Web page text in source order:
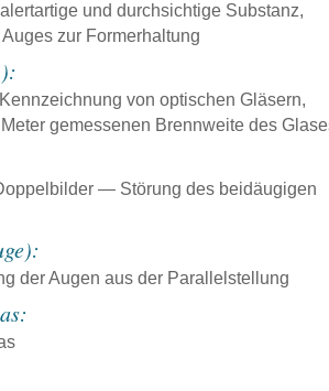
und durchsichtige Substanz,
zur Formerhaltung
von optischen Gläsern,
gemessenen Brennweite des
— Störung des beidäugigen
der Augen aus der Parallelstellung